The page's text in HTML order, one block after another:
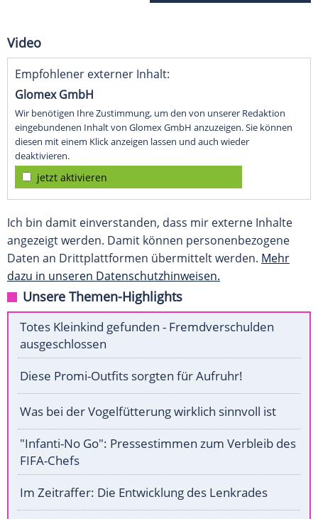
Video
Empfohlener externer Inhalt:
Glomex GmbH
Wir benötigen Ihre Zustimmung, um den von unserer Redaktion
eingebundenen Inhalt von Glomex GmbH anzuzeigen. Sie können
diesen mit einem Klick anzeigen lassen und auch wieder
deaktivieren.
jetzt aktivieren
Ich bin damit einverstanden, dass mir externe Inhalte
angezeigt werden. Damit können personenbezogene
Daten an Drittplattformen übermittelt werden. Mehr
dazu in unseren Datenschutzhinweisen.
Unsere Themen-Highlights
Totes Kleinkind gefunden - Fremdverschulden
ausgeschlossen
Diese Promi-Outfits sorgten für Aufruhr!
Was bei der Vogelfütterung wirklich sinnvoll ist
"Infanti-No Go": Pressestimmen zum Verbleib des
FIFA-Chefs
Im Zeitraffer: Die Entwicklung des Lenkrades